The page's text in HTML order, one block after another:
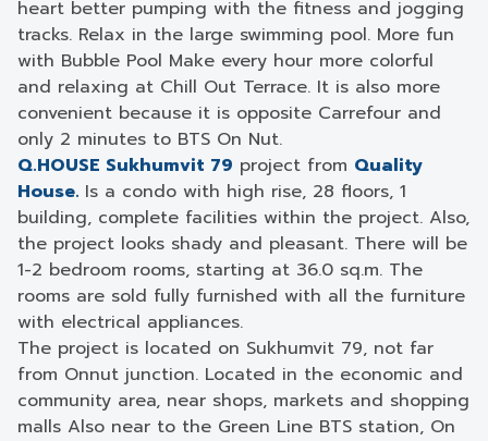
heart better pumping with the fitness and jogging
tracks. Relax in the large swimming pool. More fun
with Bubble Pool Make every hour more colorful
and relaxing at Chill Out Terrace. It is also more
convenient because it is opposite Carrefour and
only 2 minutes to BTS On Nut.
Q.HOUSE Sukhumvit 79 project from Quality
House. Is a condo with high rise, 28 floors, 1
building, complete facilities within the project. Also,
the project looks shady and pleasant. There will be
1-2 bedroom rooms, starting at 36.0 sq.m. The
rooms are sold fully furnished with all the furniture
with electrical appliances.
The project is located on Sukhumvit 79, not far
from Onnut junction. Located in the economic and
community area, near shops, markets and shopping
malls Also near to the Green Line BTS station, On